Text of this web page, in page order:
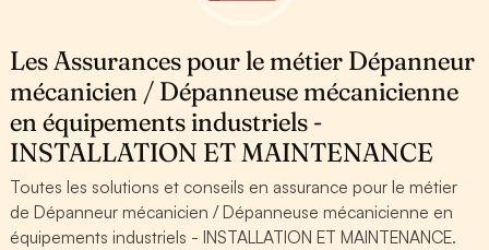
Les Assurances pour le métier Dépanneur
mécanicien / Dépanneuse mécanicienne
en équipements industriels -
INSTALLATION ET MAINTENANCE
Toutes les solutions et conseils en assurance pour le métier
de Dépanneur mécanicien / Dépanneuse mécanicienne en
équipements industriels - INSTALLATION ET MAINTENANCE.